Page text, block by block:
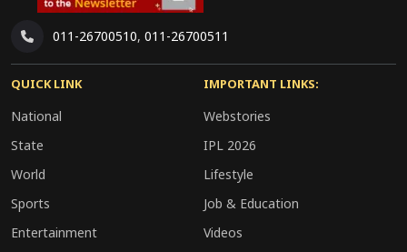
011-26700510, 011-26700511
QUICK LINK
National
State
World
Sports
Entertainment
IMPORTANT LINKS:
Webstories
IPL 2026
Lifestyle
Job & Education
Videos